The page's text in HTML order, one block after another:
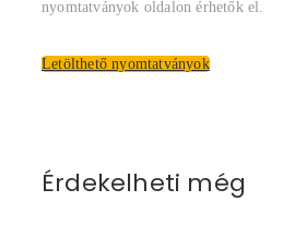
nyomtatványok oldalon érhetők el.
Letölthető nyomtatványok
Érdekelheti még